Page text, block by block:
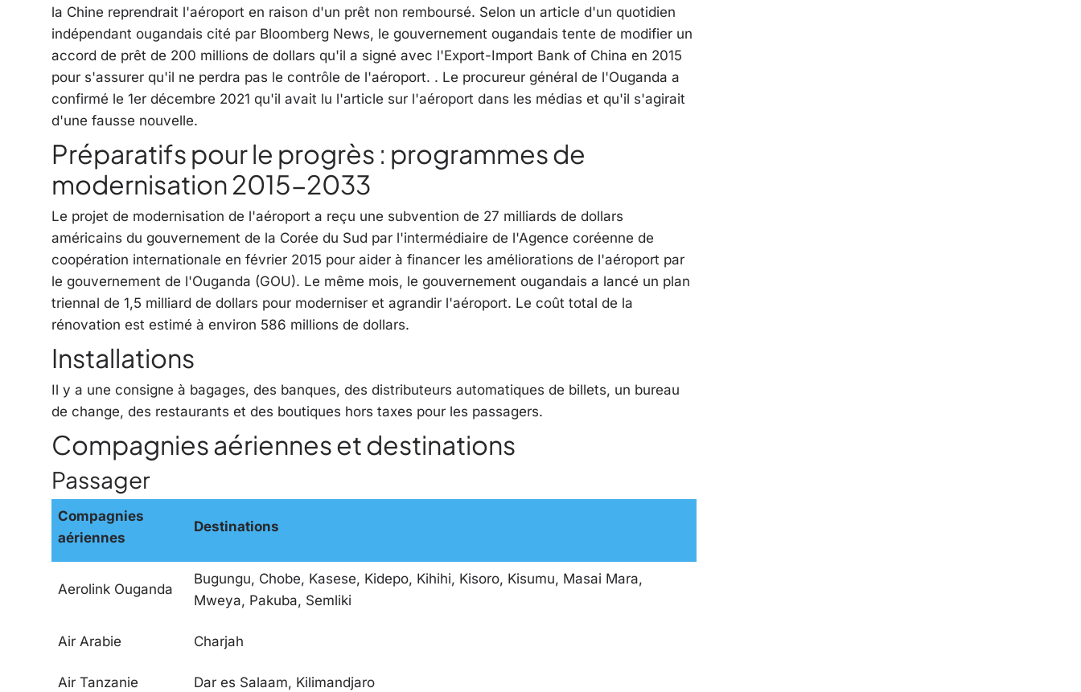
la Chine reprendrait l'aéroport en raison d'un prêt non remboursé. Selon un article d'un quotidien
indépendant ougandais cité par Bloomberg News, le gouvernement ougandais tente de modifier un
accord de prêt de 200 millions de dollars qu'il a signé avec l'Export-Import Bank of China en 2015
pour s'assurer qu'il ne perdra pas le contrôle de l'aéroport. . Le procureur général de l'Ouganda a
confirmé le 1er décembre 2021 qu'il avait lu l'article sur l'aéroport dans les médias et qu'il s'agirait
d'une fausse nouvelle.
Préparatifs pour le progrès : programmes de
modernisation 2015-2033
Le projet de modernisation de l'aéroport a reçu une subvention de 27 milliards de dollars
américains du gouvernement de la Corée du Sud par l'intermédiaire de l'Agence coréenne de
coopération internationale en février 2015 pour aider à financer les améliorations de l'aéroport par
le gouvernement de l'Ouganda (GOU). Le même mois, le gouvernement ougandais a lancé un plan
triennal de 1,5 milliard de dollars pour moderniser et agrandir l'aéroport. Le coût total de la
rénovation est estimé à environ 586 millions de dollars.
Installations
Il y a une consigne à bagages, des banques, des distributeurs automatiques de billets, un bureau
de change, des restaurants et des boutiques hors taxes pour les passagers.
Compagnies aériennes et destinations
Passager
Compagnies
aériennes
Destinations
Aerolink Ouganda
Bugungu, Chobe, Kasese, Kidepo, Kihihi, Kisoro, Kisumu, Masai Mara,
Mweya, Pakuba, Semliki
Air Arabie Charjah
Air Tanzanie Dar es Salaam, Kilimandjaro